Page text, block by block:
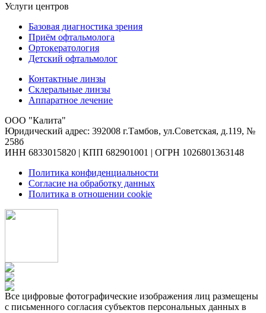
Услуги центров
Базовая диагностика зрения
Приём офтальмолога
Ортокератология
Детский офтальмолог
Контактные линзы
Склеральные линзы
Аппаратное лечение
ООО "Калита"
Юридический адрес: 392008 г.Тамбов, ул.Советская, д.119, №
258б
ИНН 6833015820 | КПП 682901001 | ОГРН 1026801363148
Политика конфиденциальности
Согласие на обработку данных
Политика в отношении cookie
Все цифровые фотографические изображения лиц размещены
с письменного согласия субъектов персональных данных в